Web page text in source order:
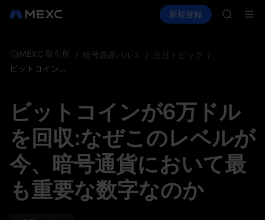
現物 先物取引 SPCX
新規登録
SPCX
HFT
UNITREE
Unitree
MEXC 取引所 / 暗号資産パルス / 注目トピック
/
ビットコインが6万ドルを回収:なぜこのレベルが今、暗号通貨において最も重要な数字なのか
ビットコインが6万ドル
を回収:なぜこのレベルが
今、暗号通貨において最
も重要な数字なのか